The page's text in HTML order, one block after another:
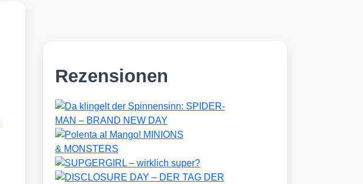
Rezensionen